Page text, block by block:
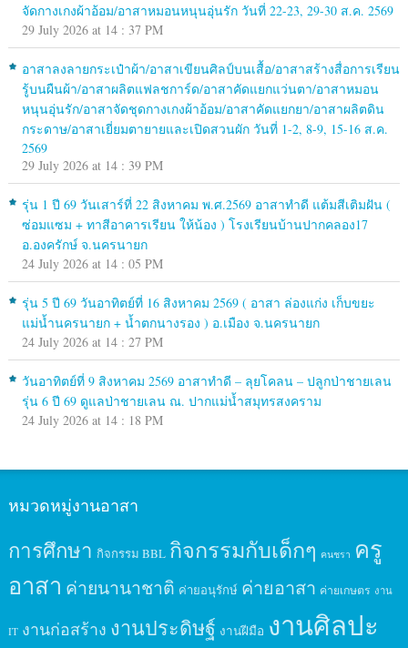
จัดกางเกงผ้าอ้อม/อาสาหมอนหนุนอุ่นรัก วันที่ 22-23, 29-30 ส.ค. 2569
29 July 2026 at 14 : 37 PM
อาสาลงลายกระเป๋าผ้า/อาสาเขียนศิลป์บนเสื้อ/อาสาสร้างสื่อการเรียน
รู้บนผืนผ้า/อาสาผลิตแฟลชการ์ด/อาสาคัดแยกแว่นตา/อาสาหมอน
หนุนอุ่นรัก/อาสาจัดชุดกางเกงผ้าอ้อม/อาสาคัดแยกยา/อาสาผลิตดิน
กระดาษ/อาสาเยี่ยมตายายและเปิดสวนผัก วันที่ 1-2, 8-9, 15-16 ส.ค.
2569
29 July 2026 at 14 : 39 PM
รุ่น 1 ปี 69 วันเสาร์ที่ 22 สิงหาคม พ.ศ.2569 อาสาทำดี แต้มสีเติมฝัน (
ซ่อมแซม + ทาสีอาคารเรียน ให้น้อง ) โรงเรียนบ้านปากคลอง17
อ.องครักษ์ จ.นครนายก
24 July 2026 at 14 : 05 PM
รุ่น 5 ปี 69 วันอาทิตย์ที่ 16 สิงหาคม 2569 ( อาสา ล่องแก่ง เก็บขยะ
แม่น้ำนครนายก + น้ำตกนางรอง ) อ.เมือง จ.นครนายก
24 July 2026 at 14 : 27 PM
วันอาทิตย์ที่ 9 สิงหาคม 2569 อาสาทำดี – ลุยโคลน – ปลูกป่าชายเลน
รุ่น 6 ปี 69 ดูแลป่าชายเลน ณ. ปากแม่น้ำสมุทรสงคราม
24 July 2026 at 14 : 18 PM
หมวดหมู่งานอาสา
การศึกษา กิจกรรม BBL กิจกรรมกับเด็กๆ คนชรา ครู
อาสา ค่ายนานาชาติ ค่ายอนุรักษ์ ค่ายอาสา ค่ายเกษตร งาน
IT งานก่อสร้าง งานประดิษฐ์ งานฝีมือ งานศิลปะ